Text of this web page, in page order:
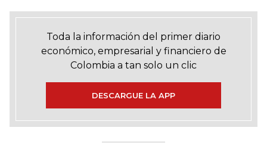
Toda la información del primer diario
económico, empresarial y financiero de
Colombia a tan solo un clic
DESCARGUE LA APP